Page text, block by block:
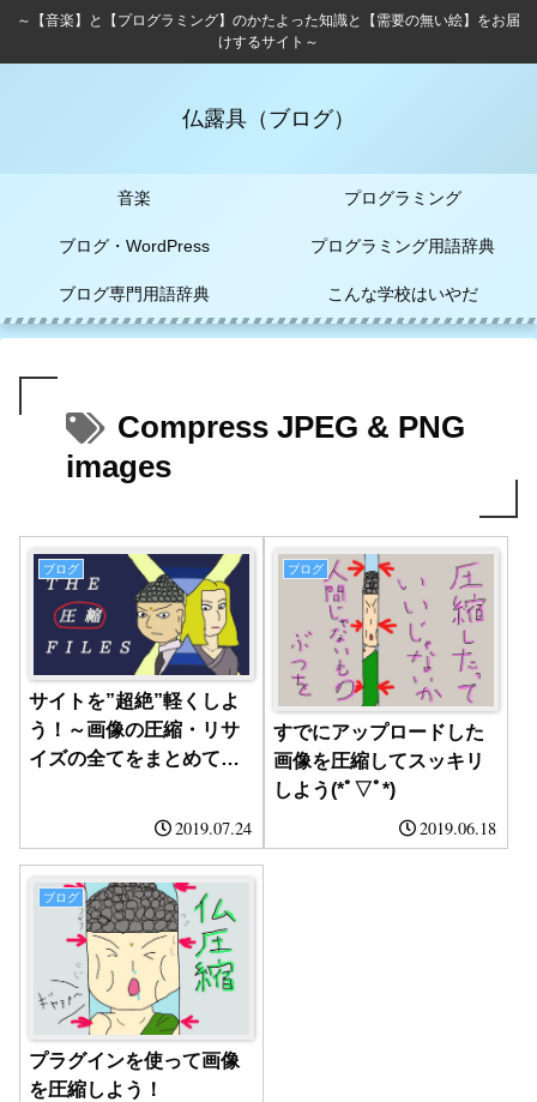
～【音楽】と【プログラミング】のかたよった知識と【需要の無い絵】をお届
けするサイト～
仏露具（ブログ）
音楽 プログラミング
ブログ・WordPress プログラミング用語辞典
ブログ専門用語辞典 こんな学校はいやだ
Compress JPEG & PNG
images
ブログ
サイトを”超絶”軽くしよ
う！～画像の圧縮・リサ
イズの全てをまとめてみ
2019.07.24
ブログ
すでにアップロードした
画像を圧縮してスッキリ
しよう(*ﾟ▽ﾟ*)
2019.06.18
ブログ
プラグインを使って画像
を圧縮しよう！